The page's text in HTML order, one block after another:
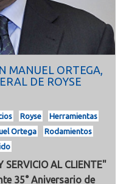
MANUEL ORTEGA,
DE ROYSE
Royse
Herramientas
Ortega
Rodamientos
SERVICIO AL CLIENTE"
35° Aniversario de